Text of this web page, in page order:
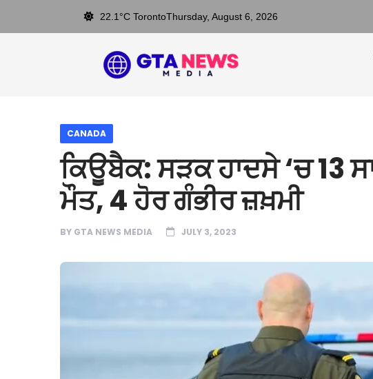
22.1°C TorontoThursday, August 6, 2026
CANADA
ਕਿਊਬੈਕ: ਸੜਕ ਹਾਦਸੇ ‘ਚ 13
ਮੌਤ, 4 ਹੋਰ ਗੰਭੀਰ ਜ਼ਖ਼ਮੀ
BY GTA NEWS MEDIA JULY 3, 2023